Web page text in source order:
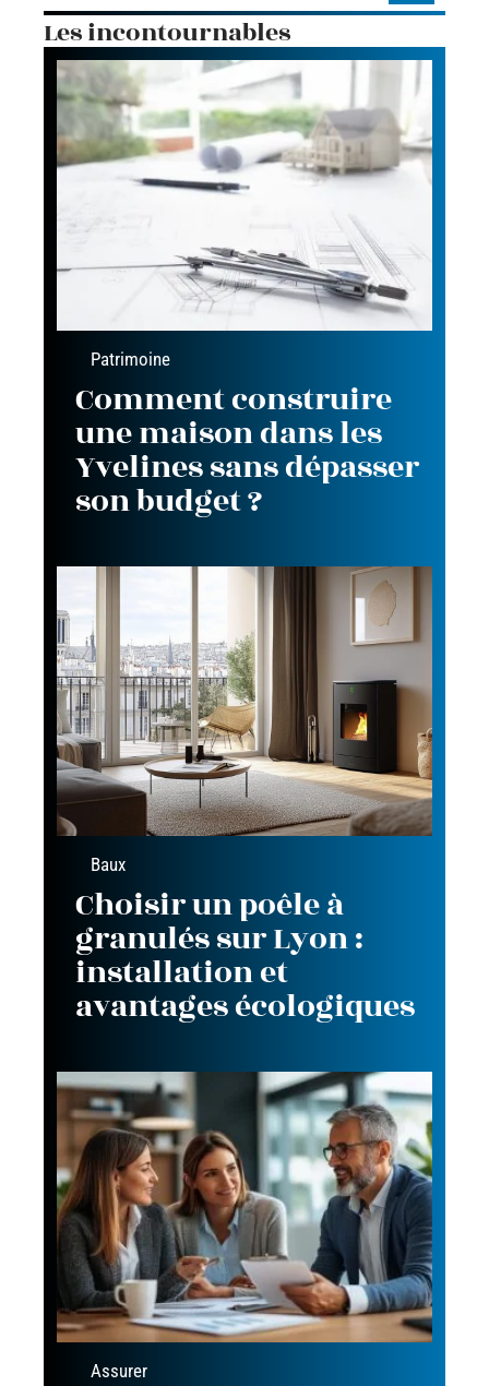
Les incontournables
Patrimoine
Comment construire
une maison dans les
Yvelines sans dépasser
son budget ?
Baux
Choisir un poêle à
granulés sur Lyon :
installation et
avantages écologiques
Assurer